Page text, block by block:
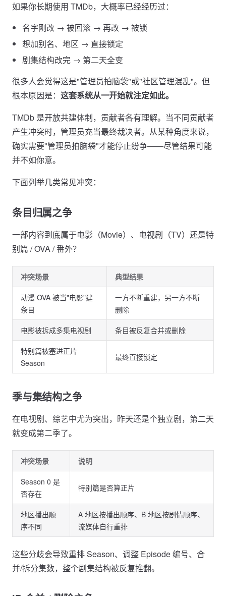
如果你长期使用 TMDb，大概率已经经历过：
名字刚改 → 被回滚 → 再改 → 被锁
想加别名、地区 → 直接锁定
剧集结构改完 → 第二天全变
很多人会觉得这是"管理员拍脑袋"或"社区管理混乱"。但
根本原因是： 这套系统从一开始就注定如此。
TMDb 是开放共建体制，贡献者各有理解。当不同贡献者
产生冲突时，管理员充当最终裁决者。从某种角度来说，
确实需要"管理员拍脑袋"才能停止纷争——尽管结果可能
并不如你意。
下面列举几类常见冲突：
条目归属之争
一部内容到底属于电影（Movie）、电视剧（TV）还是特
别篇 / OVA / 番外？
冲突场景 典型结果
动漫 OVA 被当"电影"建
条目
一方不断重建，另一方不断
删除
电影被拆成多集电视剧 条目被反复合并或删除
特别篇被塞进正片
Season
最终直接锁定
季与集结构之争
在电视剧、综艺中尤为突出，昨天还是个独立剧，第二天
就变成第二季了。
冲突场景 说明
Season 0 是
否存在
特别篇是否算正片
地区播出顺
序不同
A 地区按播出顺序、B 地区按剧情顺序、
流媒体自行重排
这些分歧会导致重排 Season、调整 Episode 编号、合
并/拆分集数，整个剧集结构被反复推翻。